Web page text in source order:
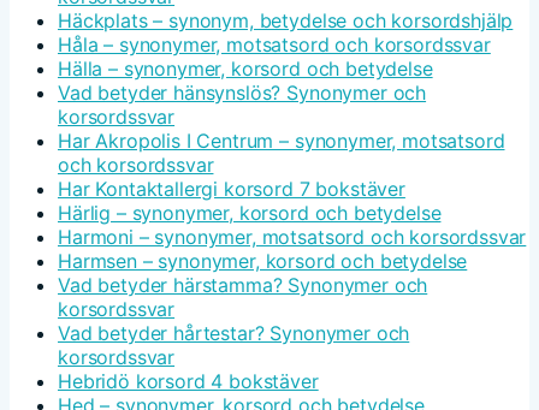
Häckplats – synonym, betydelse och korsordshjälp
Håla – synonymer, motsatsord och korsordssvar
Hälla – synonymer, korsord och betydelse
Vad betyder hänsynslös? Synonymer och
korsordssvar
Har Akropolis I Centrum – synonymer, motsatsord
och korsordssvar
Har Kontaktallergi korsord 7 bokstäver
Härlig – synonymer, korsord och betydelse
Harmoni – synonymer, motsatsord och korsordssvar
Harmsen – synonymer, korsord och betydelse
Vad betyder härstamma? Synonymer och
korsordssvar
Vad betyder hårtestar? Synonymer och
korsordssvar
Hebridö korsord 4 bokstäver
Hed – synonymer, korsord och betydelse